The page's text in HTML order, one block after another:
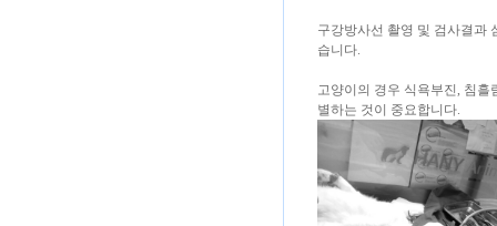
구강방사선 촬영 및 검사결과
습니다.
고양이의 경우 식욕부진, 침
별하는 것이 중요합니다.